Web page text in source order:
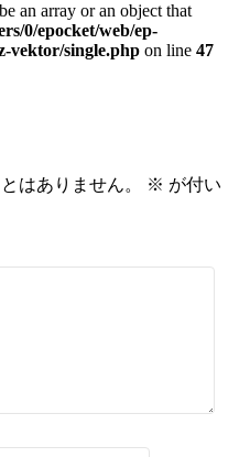
an array or an object that
0/epocket/web/ep-
vektor/single.php on line 47
はありません。 ※ が付い